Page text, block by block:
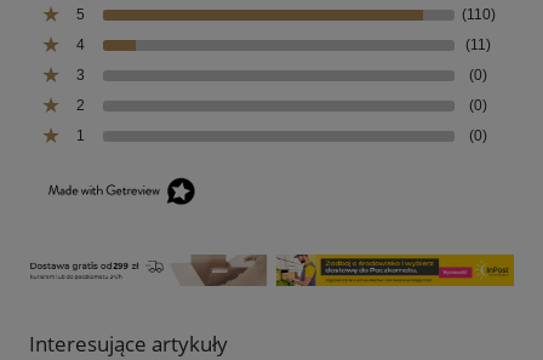
5
(110)
4
(11)
3
(0)
2
(0)
1
(0)
Interesujące artykuły